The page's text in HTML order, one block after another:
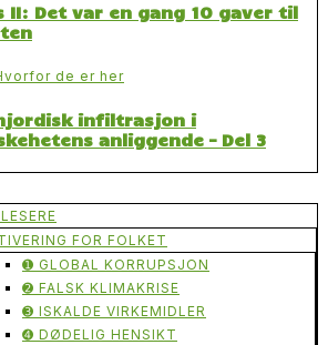
II: Det var en gang 10 gaver til
infiltrasjon i
anliggende – Del 3
FOR FOLKET
➊ GLOBAL KORRUPSJON
➋ FALSK KLIMAKRISE
➌ ISKALDE VIRKEMIDLER
➍ DØDELIG HENSIKT